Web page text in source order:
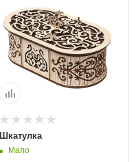
Шкатулка
Мало